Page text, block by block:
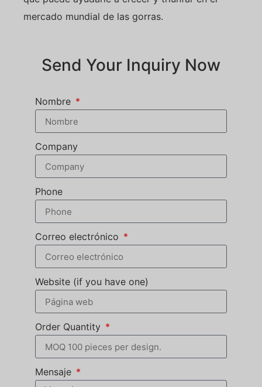
mercado mundial de las gorras.
Send Your Inquiry Now
Nombre
Company
Phone
Correo electrónico
Website (if you have one)
Order Quantity
Mensaje